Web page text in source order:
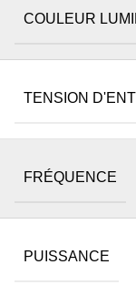
COULEUR
TENSION
FRÉQUENCE
PUISSANCE